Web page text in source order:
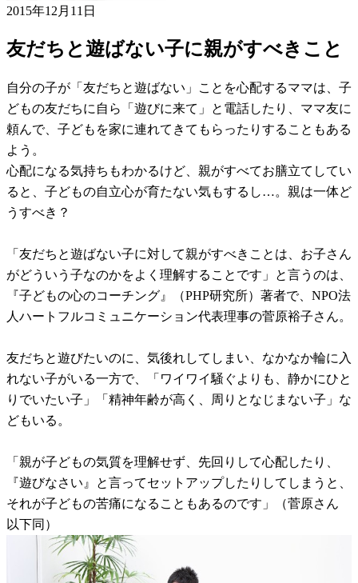
2015年12月11日
友だちと遊ばない子に親がすべきこと
自分の子が「友だちと遊ばない」ことを心配するママは、子
どもの友だちに自ら「遊びに来て」と電話したり、ママ友に
頼んで、子どもを家に連れてきてもらったりすることもある
よう。
心配になる気持ちもわかるけど、親がすべてお膳立てしてい
ると、子どもの自立心が育たない気もするし…。親は一体ど
うすべき？
「友だちと遊ばない子に対して親がすべきことは、お子さん
がどういう子なのかをよく理解することです」と言うのは、
『子どもの心のコーチング』（PHP研究所）著者で、NPO法
人ハートフルコミュニケーション代表理事の菅原裕子さん。
友だちと遊びたいのに、気後れしてしまい、なかなか輪に入
れない子がいる一方で、「ワイワイ騒ぐよりも、静かにひと
りでいたい子」「精神年齢が高く、周りとなじまない子」な
どもいる。
「親が子どもの気質を理解せず、先回りして心配したり、
『遊びなさい』と言ってセットアップしたりしてしまうと、
それが子どもの苦痛になることもあるのです」（菅原さん
以下同）